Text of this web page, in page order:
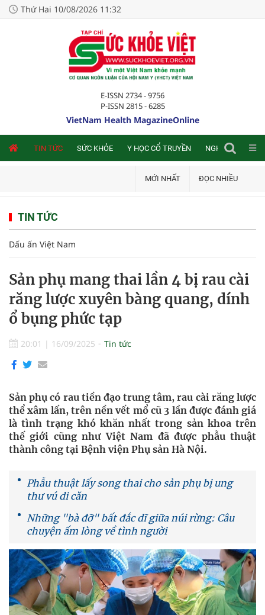
Thứ Hai 10/08/2026 11:32
E-ISSN 2734 - 9756
P-ISSN 2815 - 6285
VietNam Health MagazineOnline
TIN TỨC SỨC KHỎE Y HỌC CỔ TRUYỀN NGHIÊN CỨU
MỚI NHẤT ĐỌC NHIỀU
TIN TỨC
Dấu ấn Việt Nam
Sản phụ mang thai lần 4 bị rau cài
răng lược xuyên bàng quang, dính
ổ bụng phức tạp
20:01 | 16/09/2025 Tin tức
Sản phụ có rau tiền đạo trung tâm, rau cài răng lược
thể xâm lấn, trên nền vết mổ cũ 3 lần được đánh giá
là tình trạng khó khăn nhất trong sản khoa trên
thế giới cũng như Việt Nam đã được phẫu thuật
thành công tại Bệnh viện Phụ sản Hà Nội.
Phẫu thuật lấy song thai cho sản phụ bị ung
thư vú di căn
Những "bà đỡ" bất đắc dĩ giữa núi rừng: Câu
chuyện ấm lòng về tình người